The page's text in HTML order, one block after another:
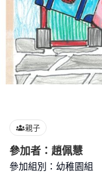
親子
參加者：趙佩慧
參加組別：幼稚園組